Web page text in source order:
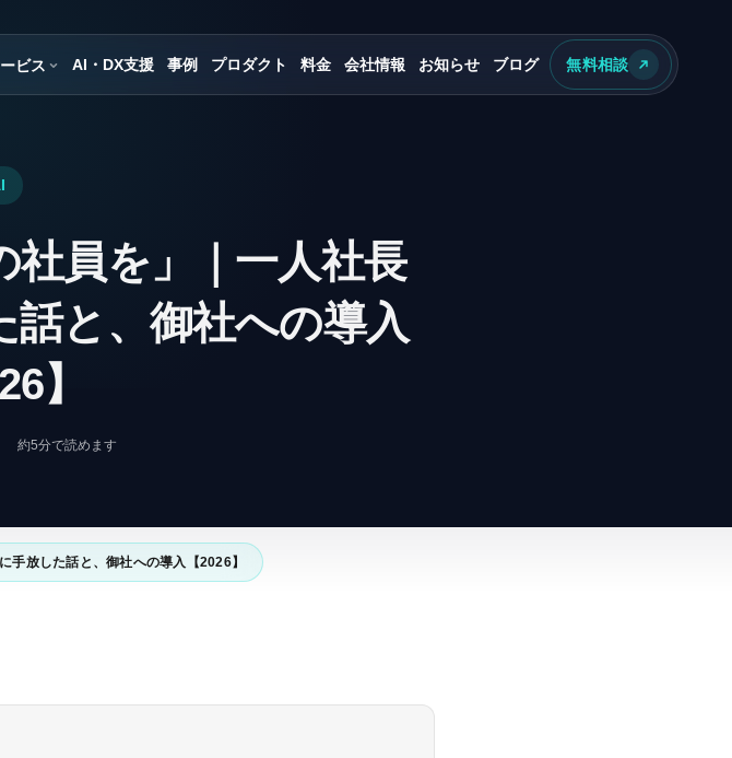
ビス AI・DX支援 事例 プロダクト 料金 会社情報 お知らせ ブログ 無料相談
社員を」｜一人社長
と、御社への導入
】
約5分で読めます
手放した話と、御社への導入【2026】